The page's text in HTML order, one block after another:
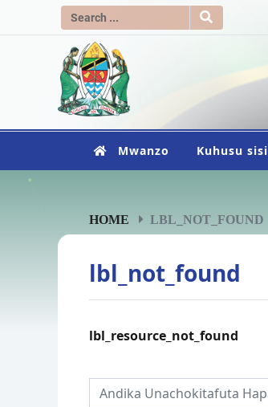
Mwanzo Kuhusu sisi
HOME LBL_NOT_FOUND
lbl_not_found
lbl_resource_not_found